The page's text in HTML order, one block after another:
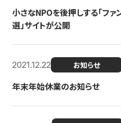
小さなNPOを後押しする「フ
選」サイトが公開
2021.12.22 お知らせ
年末年始休業のお知らせ